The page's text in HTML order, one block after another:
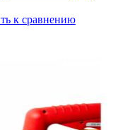
к сравнению